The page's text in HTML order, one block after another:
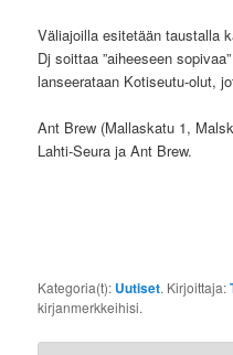
Väliajoilla esitetään taustalla
Dj soittaa ”aiheeseen
lanseerataan Kotiseutu-olut,
Ant Brew (Mallaskatu 1,
Lahti-Seura ja Ant Brew.
Kategoria(t): Uutiset. Kirjoittaja:
kirjanmerkkeihisi.